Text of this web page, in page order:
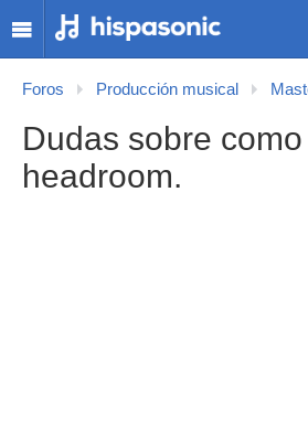
Foros Producción musical
Dudas sobre
headroom.